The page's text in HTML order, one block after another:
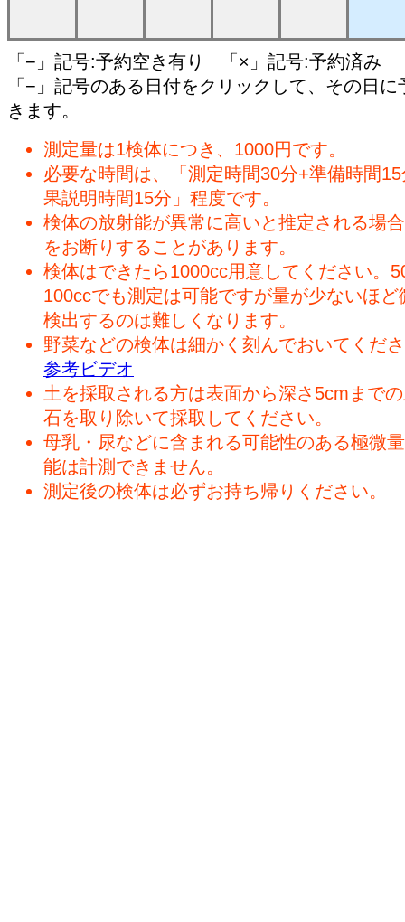
「−」記号:予約空き有り 「×」記号:予約済み
「−」記号のある日付をクリックして、その日に
きます。
測定量は1検体につき、1000円です。
必要な時間は、「測定時間30分+準備時間
果説明時間15分」程度です。
検体の放射能が異常に高いと推定される場
をお断りすることがあります。
検体はできたら1000cc用意してください。
100ccでも測定は可能ですが量が少ないほど
検出するのは難しくなります。
野菜などの検体は細かく刻んでおいてくだ
参考ビデオ
土を採取される方は表面から深さ5cmまで
石を取り除いて採取してください。
母乳・尿などに含まれる可能性のある極微
能は計測できません。
測定後の検体は必ずお持ち帰りください。